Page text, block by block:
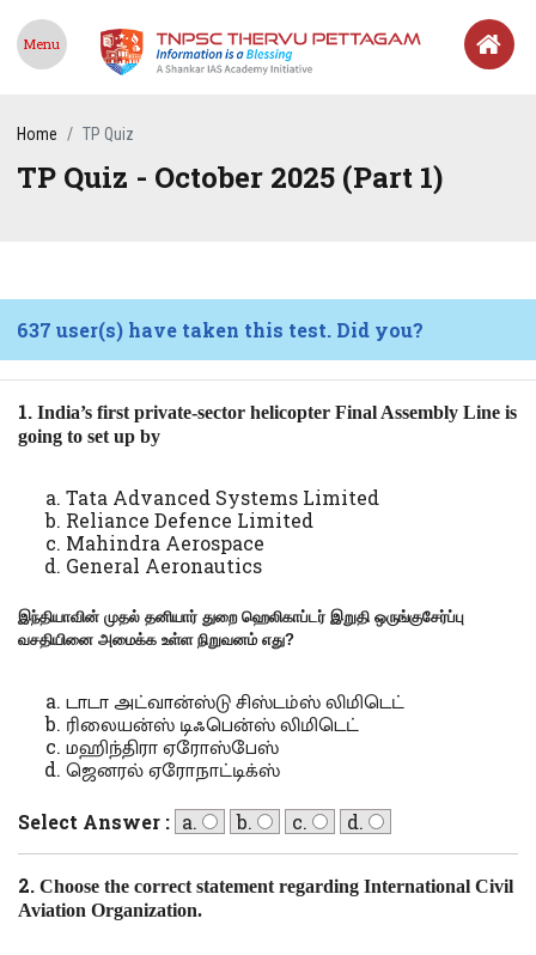
Menu
Home TP Quiz
TP Quiz - October 2025 (Part 1)
637 user(s) have taken this test. Did you?
1.India’s first private-sector helicopter Final Assembly Line is
going to set up by
Tata Advanced Systems Limited
Reliance Defence Limited
Mahindra Aerospace
General Aeronautics
இந்தியாவின் முதல் தனியார் துறை ஹெலிகாப்டர் இறுதி ஒருங்குசேர்ப்பு
வசதியினை அமைக்க உள்ள நிறுவனம் எது?
டாடா அட்வான்ஸ்டு சிஸ்டம்ஸ் லிமிடெட்
ரிலையன்ஸ் டிஃபென்ஸ் லிமிடெட்
மஹிந்திரா ஏரோஸ்பேஸ்
ஜெனரல் ஏரோநாட்டிக்ஸ்
Select Answer : a. b. c. d.
2.Choose the correct statement regardingInternational Civil
Aviation Organization.